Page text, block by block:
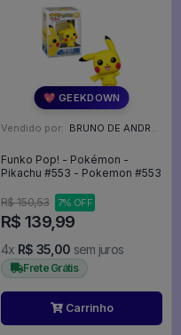
💖 GEEKDOWN
Vendido por: BRUNO DE ANDRADE CLEMENTE - SC
Funko Pop! - Pokémon -
Pikachu #553 - Pokemon #553
R$ 150,53 7% OFF
R$ 139,99
4x R$ 35,00 sem juros
Frete Grátis
Carrinho